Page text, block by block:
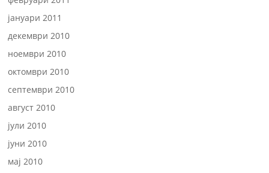
јануари 2011
декември 2010
ноември 2010
октомври 2010
септември 2010
август 2010
јули 2010
јуни 2010
мај 2010